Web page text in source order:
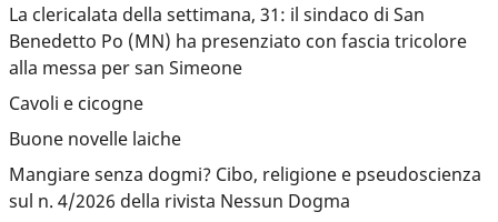
La clericalata della settimana, 31: il sindaco di San
Benedetto Po (MN) ha presenziato con fascia tricolore
alla messa per san Simeone
Cavoli e cicogne
Buone novelle laiche
Mangiare senza dogmi? Cibo, religione e pseudoscienza
sul n. 4/2026 della rivista Nessun Dogma